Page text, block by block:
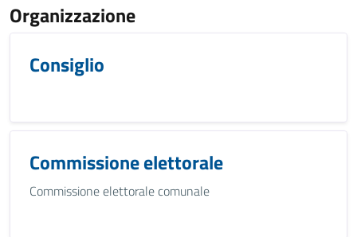
Organizzazione
Consiglio
Commissione elettorale
Commissione elettorale comunale